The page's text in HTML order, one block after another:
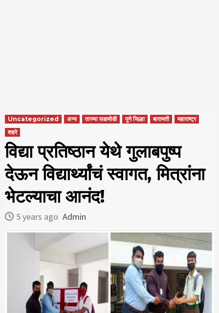
Uncategorized अन्य ताज्या घडामोडी पुणे जिल्हा बारामती
महाराष्ट्र
शहरे
विद्या प्रतिष्ठान येथे गुलाबपुष्प
देऊन विद्यार्थ्यांचं स्वागत, मित्रांना
भेटल्याचा आनंद!
5 years ago Admin